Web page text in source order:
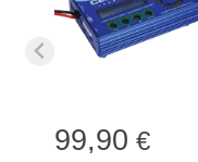
99,90 €